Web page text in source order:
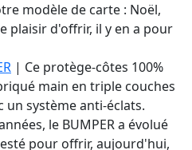
modèle de carte : Noël,
plaisir d'offrir, il y en a pour
| Ce protège-côtes 100%
main en triple couches
un système anti-éclats.
le BUMPER a évolué
pour offrir, aujourd'hui,